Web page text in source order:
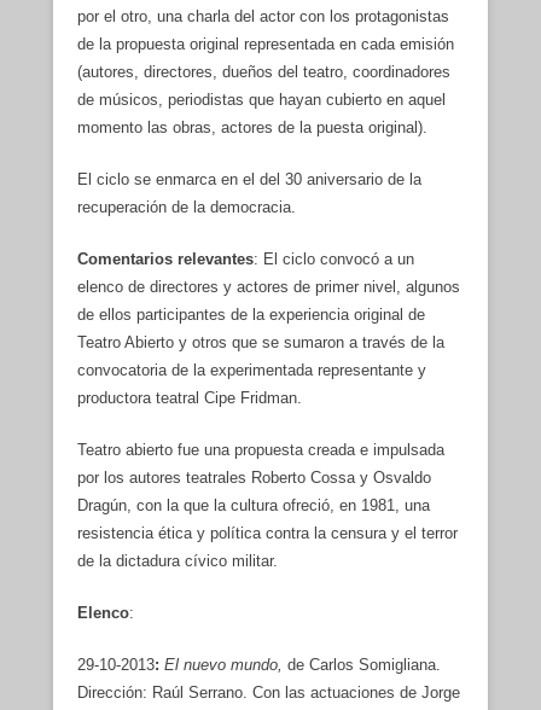
por el otro, una charla del actor con los protagonistas
de la propuesta original representada en cada emisión
(autores, directores, dueños del teatro, coordinadores
de músicos, periodistas que hayan cubierto en aquel
momento las obras, actores de la puesta original).
El ciclo se enmarca en el del 30 aniversario de la
recuperación de la democracia.
Comentarios relevantes: El ciclo convocó a un
elenco de directores y actores de primer nivel, algunos
de ellos participantes de la experiencia original de
Teatro Abierto y otros que se sumaron a través de la
convocatoria de la experimentada representante y
productora teatral Cipe Fridman.
Teatro abierto fue una propuesta creada e impulsada
por los autores teatrales Roberto Cossa y Osvaldo
Dragún, con la que la cultura ofreció, en 1981, una
resistencia ética y política contra la censura y el terror
de la dictadura cívico militar.
Elenco:
29-10-2013: El nuevo mundo, de Carlos Somigliana.
Dirección: Raúl Serrano. Con las actuaciones de Jorge